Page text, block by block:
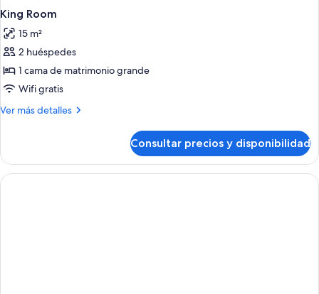
King Room
15 m²
2 huéspedes
1 cama de matrimonio grande
Wifi gratis
Ver más detalles
Más
Room
Consultar precios y disponibilidad